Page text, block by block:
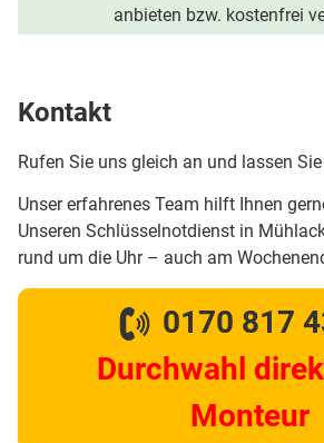
anbieten bzw. kostenfrei
Kontakt
Rufen Sie uns gleich an und lassen
Unser erfahrenes Team hilft Ihnen
Unseren Schlüsselnotdienst in
rund um die Uhr – auch am
0170 817
Durchwahl
Monteur